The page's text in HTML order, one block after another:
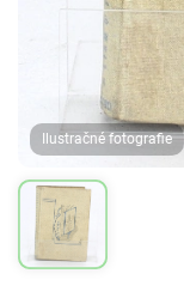
Ilustračné fotografie